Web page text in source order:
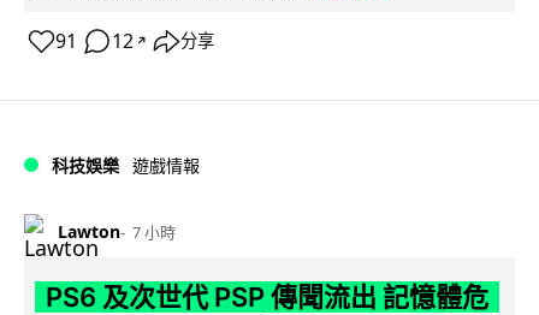
91 12 ↗ 分享
科技娛樂 遊戲情報
Lawton 7 小時
PS6 及次世代 PSP 傳聞流出 記憶體危